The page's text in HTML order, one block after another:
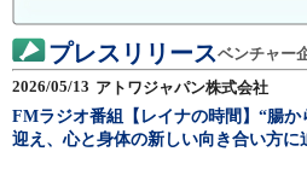
プレスリリースベンチャー
2026/05/13 アトワジャパン株式会社
FMラジオ番組【レイナの時間】“腸
迎え、心と身体の新しい向き合い方に